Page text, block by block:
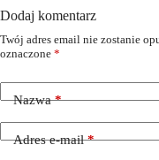
Dodaj komentarz
Twój adres email nie zostanie
oznaczone *
Nazwa*
Adres e-mail*